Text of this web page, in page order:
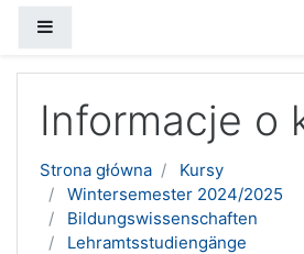
Informacje o
Strona główna
Kursy
Wintersemester 2024/2025
Bildungswissenschaften
Lehramtsstudiengänge